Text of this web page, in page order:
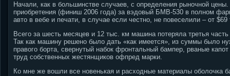
Начали, как в большинстве случаев, с определения рыночной
приобретения (финиш 2006 года) за вэдовый БМВ-530 в полном
авто в вебе и печати, в случае если честно, не повеселили – от $69
Всего за шесть месяцев и 12 тыс. км машина потеряла третья
Так как машину решено было дать «как имеется», из суммы было
правого борта, свернутый набок фронтальный бампер, рваные
труд собственных жестянщиков офпред марки.
Ко мне же вошли все новенькая и расходные материалы оболочка